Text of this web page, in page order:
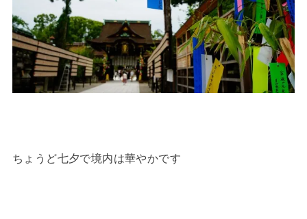
ちょうど七夕で境内は華やかです